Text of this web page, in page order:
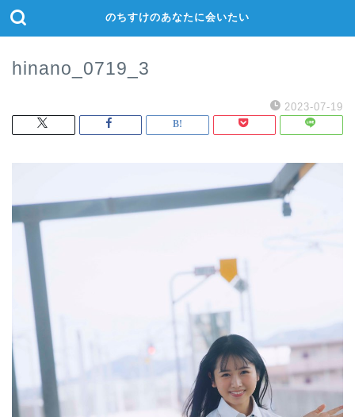
のちすけのあなたに会いたい
hinano_0719_3
2023-07-19